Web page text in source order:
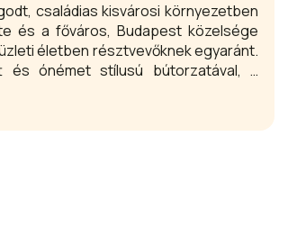
családias kisvárosi környezetben
és a főváros, Budapest közelsége
életben résztvevőknek egyaránt.
és ónémet stílusú bútorzatával, a
minőségi kultúrának.